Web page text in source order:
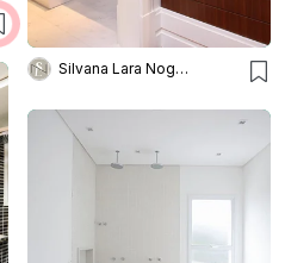
Silvana Lara Nogueira